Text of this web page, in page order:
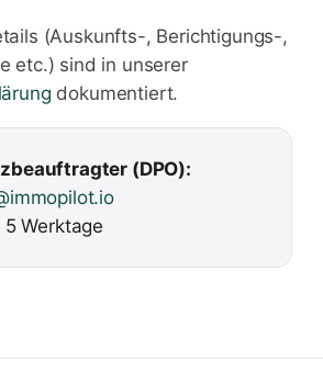
(Auskunfts-, Berichtigungs-,
etc.) sind in unserer
dokumentiert.
(DPO):
Werktage